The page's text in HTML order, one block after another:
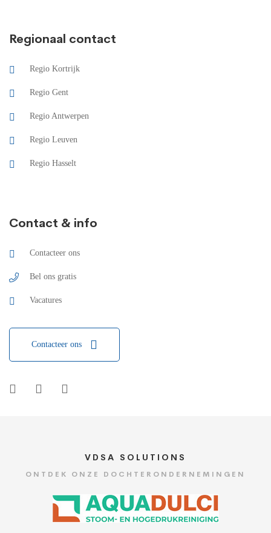
Regionaal contact
Regio Kortrijk
Regio Gent
Regio Antwerpen
Regio Leuven
Regio Hasselt
Contact & info
Contacteer ons
Bel ons gratis
Vacatures
Contacteer ons
VDSA SOLUTIONS
ONTDEK ONZE DOCHTERONDERNEMINGEN